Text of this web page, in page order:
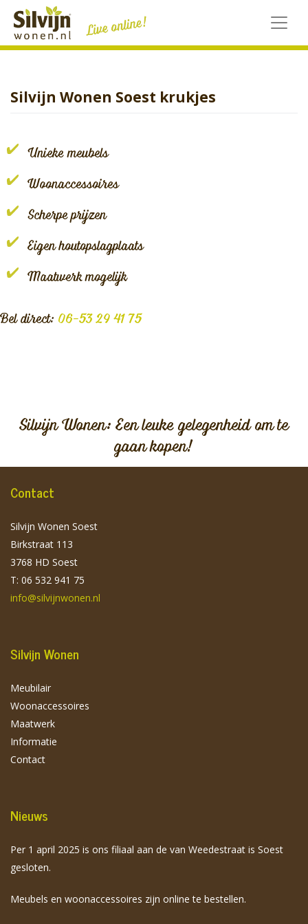
Skip
content
Silvijn Wonen Soest krukjes
Unieke meubels
Woonaccessoires
Scherpe prijzen
Eigen houtopslagplaats
Maatwerk mogelijk
Bel direct: 06-53 29 41 75
Silvijn Wonen: Een leuke gelegenheid om te
gaan kopen!
Contact
Silvijn Wonen Soest
Birkstraat 113
3768 HD Soest
T: 06 532 941 75
info@silvijnwonen.nl
Silvijn Wonen
Meubilair
Woonaccessoires
Maatwerk
Informatie
Contact
Nieuws
Per 1 april 2025 is ons filiaal aan de van Weedestraat is Soest
gesloten.
Meubels en woonaccessoires zijn online te bestellen.